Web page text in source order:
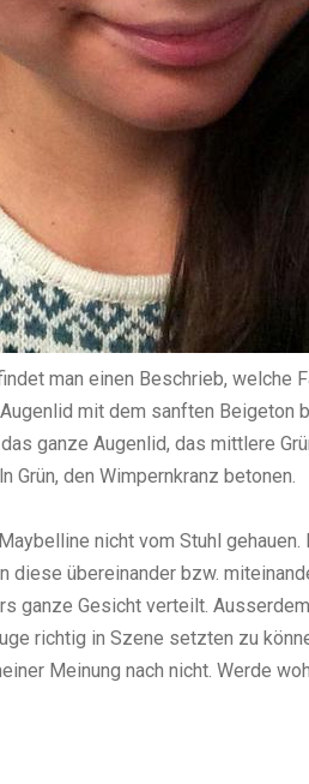
man einen Beschrieb, welche
mit dem sanften Beigeton
ganze Augenlid, das mittlere
Grün, den Wimpernkranz betonen.
nicht vom Stuhl gehauen.
diese übereinander bzw.
ganze Gesicht verteilt.
richtig in Szene setzten zu
Meinung nach nicht. Werde